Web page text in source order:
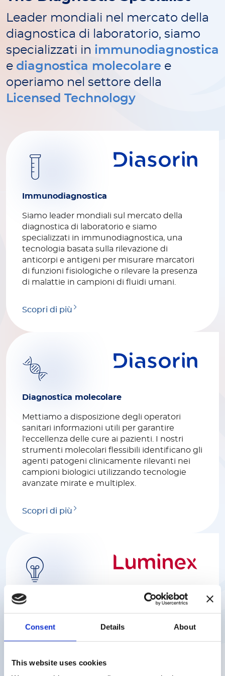
Consent Details About
This website uses cookies
Leader mondiali nel mercato della
diagnostica di laboratorio, siamo
specializzati in immunodiagnostica
e diagnostica molecolare e
operiamo nel settore della
Licensed Technology
Immunodiagnostica
Siamo leader mondiali sul mercato della
diagnostica di laboratorio e siamo
specializzati in immunodiagnostica, una
tecnologia basata sulla rilevazione di
anticorpi e antigeni per misurare marcatori
di funzioni fisiologiche o rilevare la presenza
di malattie in campioni di fluidi umani.
Scopri di più
Diagnostica molecolare
Mettiamo a disposizione degli operatori
sanitari informazioni utili per garantire
l'eccellenza delle cure ai pazienti. I nostri
strumenti molecolari flessibili identificano gli
agenti patogeni clinicamente rilevanti nei
campioni biologici utilizzando tecnologie
avanzate mirate e multiplex.
Scopri di più
Luminex
rapide e affidabili a complesse questioni
biologiche con soluzioni uniche e innovative
biomedica, la ricerca genomica e